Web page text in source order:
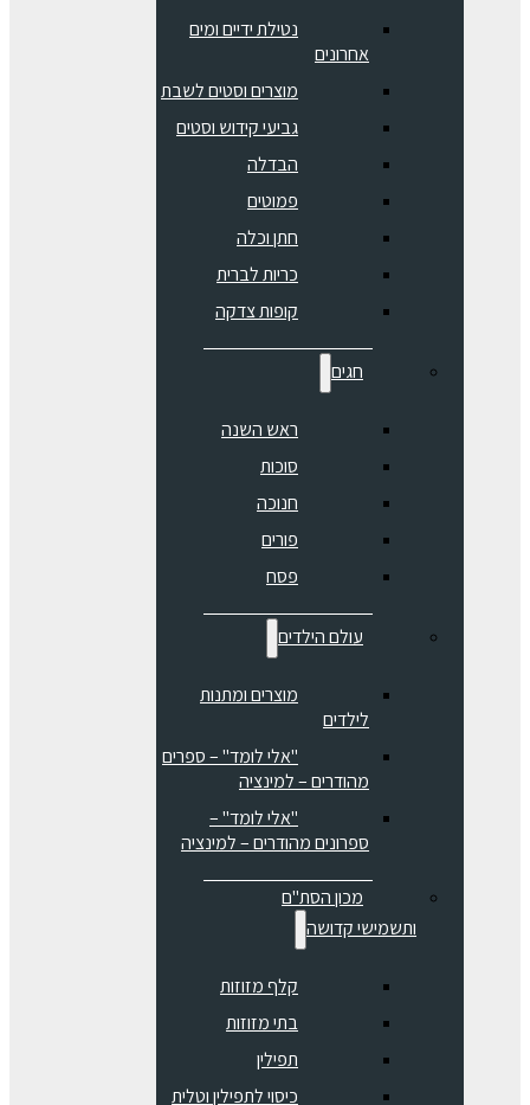
נטילת ידיים ומים
אחרונים
מוצרים וסטים לשבת
גביעי קידוש וסטים
הבדלה
פמוטים
חתן וכלה
כריות לברית
קופות צדקה
חגים
ראש השנה
סוכות
חנוכה
פורים
פסח
עולם הילדים
מוצרים ומתנות
לילדים
"אלי לומד" – ספרים
מהודרים – למינציה
"אלי לומד" –
ספרונים מהודרים – למינציה
מכון הסת"ם
ותשמישי קדושה
קלף מזוזות
בתי מזוזות
תפילין
כיסוי לתפילין וטלית